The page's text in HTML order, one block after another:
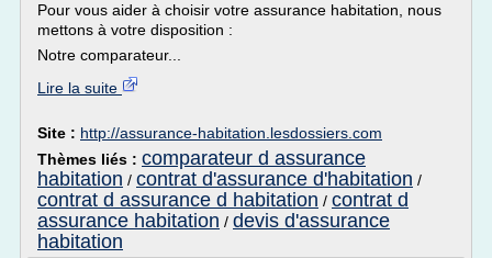
Pour vous aider à choisir votre assurance habitation, nous
mettons à votre disposition :
Notre comparateur...
Lire la suite
Site : http://assurance-habitation.lesdossiers.com
Thèmes liés : comparateur d assurance
habitation / contrat d'assurance d'habitation /
contrat d assurance d habitation / contrat d
assurance habitation / devis d'assurance
habitation